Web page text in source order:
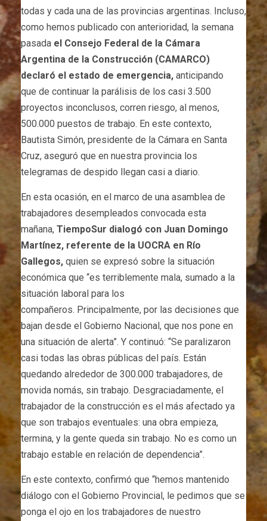
todas y cada una de las provincias argentinas. Incluso,
como hemos publicado con anterioridad, la semana
pasada el Consejo Federal de la Cámara
Argentina de la Construcción (CAMARCO)
declaró el estado de emergencia, anticipando
que de continuar la parálisis de los casi 3.500
proyectos inconclusos, corren riesgo, al menos,
500.000 puestos de trabajo. En este contexto,
Bautista Simón, presidente de la Cámara en Santa
Cruz, aseguró que en nuestra provincia los
telegramas de despido llegan casi a diario.
En esta ocasión, en el marco de una asamblea de
trabajadores desempleados convocada esta
mañana, TiempoSur dialogó con Juan Domingo
Martínez, referente de la UOCRA en Río
Gallegos, quien se expresó sobre la situación
económica que “es terriblemente mala, sumado a la
situación laboral para los
compañeros. Principalmente, por las decisiones que
bajan desde el Gobierno Nacional, que nos pone en
una situación de alerta”. Y continuó: “Se paralizaron
casi todas las obras públicas del país. Están
quedando alrededor de 300.000 trabajadores, de
movida nomás, sin trabajo. Desgraciadamente, el
trabajador de la construcción es el más afectado ya
que son trabajos eventuales: una obra empieza,
termina, y la gente queda sin trabajo. No es como un
trabajo estable en relación de dependencia”.
En este contexto, confirmó que “hemos mantenido
diálogo con el Gobierno Provincial, le pedimos que se
ponga el ojo en los trabajadores de nuestro